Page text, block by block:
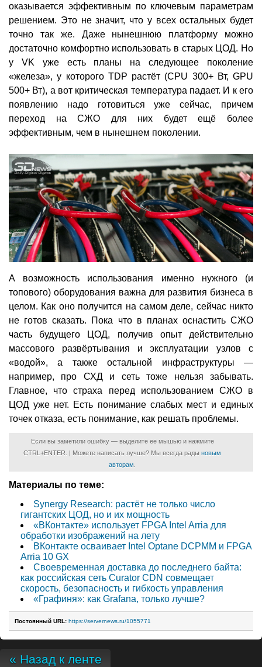
оказывается эффективным по ключевым параметрам
решением. Это не значит, что у всех остальных будет
точно так же. Даже нынешнюю платформу можно
достаточно комфортно использовать в старых ЦОД. Но
у VK уже есть планы на следующее поколение
«железа», у которого TDP растёт (CPU 300+ Вт, GPU
500+ Вт), а вот критическая температура падает. И к его
появлению надо готовиться уже сейчас, причем
переход на СЖО для них будет ещё более
эффективным, чем в нынешнем поколении.
А возможность использования именно нужного (и
топового) оборудования важна для развития бизнеса в
целом. Как оно получится на самом деле, сейчас никто
не готов сказать. Пока что в планах оснастить СЖО
часть будущего ЦОД, получив опыт действительно
массового развёртывания и эксплуатации узлов с
«водой», а также остальной инфраструктуры —
например, про СХД и сеть тоже нельзя забывать.
Главное, что страха перед использованием СЖО в
ЦОД уже нет. Есть понимание слабых мест и единых
точек отказа, есть понимание, как решать проблемы.
Если вы заметили ошибку — выделите ее мышью и нажмите
CTRL+ENTER. | Можете написать лучше? Мы всегда рады новым
авторам
Материалы по теме:
Synergy Research: растёт не только число
гигантских ЦОД, но и их мощность
«ВКонтакте» использует FPGA Intel Arria для
обработки изображений на лету
ВКонтакте осваивает Intel Optane DCPMM и FPGA
Arria 10 GX
Своевременная доставка до последнего байта:
как российская сеть Curator CDN совмещает
скорость, безопасность и гибкость управления
«Графиня»: как Grafana, только лучше?
Постоянный URL: https://servernews.ru/1055771
« Назад к ленте